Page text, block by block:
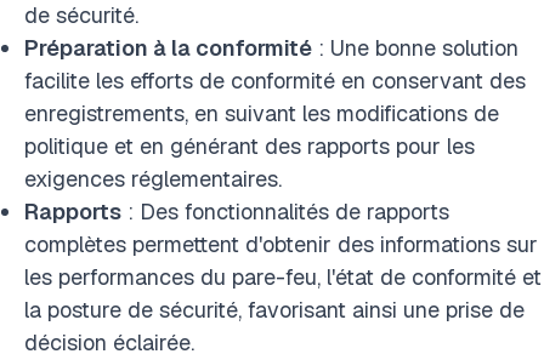
de sécurité.
Préparation à la conformité : Une bonne solution
facilite les efforts de conformité en conservant des
enregistrements, en suivant les modifications de
politique et en générant des rapports pour les
exigences réglementaires.
Rapports : Des fonctionnalités de rapports
complètes permettent d'obtenir des informations sur
les performances du pare-feu, l'état de conformité et
la posture de sécurité, favorisant ainsi une prise de
décision éclairée.